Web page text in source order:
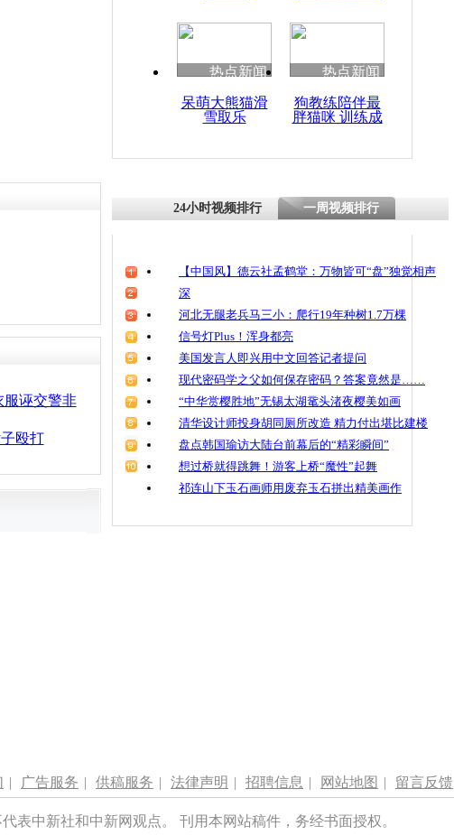
魂
热点新闻
呆萌大熊猫滑
雪取乐
热点新闻
狗教练陪伴最
胖猫咪 训练成
服诬交警非
殴打
24小时视频排行 一周视频排行
【中国风】德云社孟鹤堂：万物皆可“盘”独觉相声
深
河北无腿老兵马三小：爬行19年种树1.7万棵
信号灯Plus！浑身都亮
美国发言人即兴用中文回答记者提问
现代密码学之父如何保存密码？答案竟然是……
“中华赏樱胜地”无锡太湖鼋头渚夜樱美如画
清华设计师投身胡同厕所改造 精力付出堪比建楼
盘点韩国瑜访大陆台前幕后的“精彩瞬间”
想过桥就得跳舞！游客上桥“魔性”起舞
祁连山下玉石画师用废弃玉石拼出精美画作
| 广告服务 | 供稿服务 | 法律声明 | 招聘信息 | 网站地图 | 留言反馈
表中新社和中新网观点。 刊用本网站稿件，务经书面授权。